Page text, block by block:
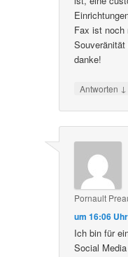
Fax ist
danke!
Antworten ↓
Pornault
um 16:06 Uhr
Ich bin für
Social